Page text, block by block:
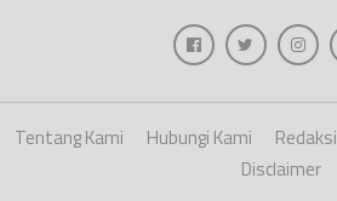
Tentang Kami Hubungi Kami Redaksi
Disclaimer